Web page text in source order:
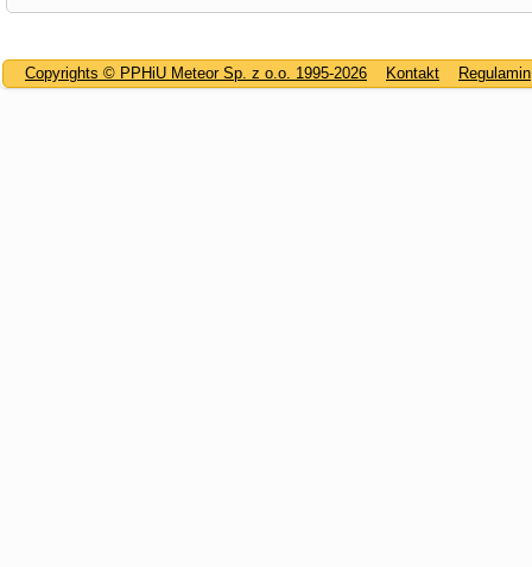
Copyrights © PPHiU Meteor Sp. z o.o. 1995-2026 Kontakt Regulamin